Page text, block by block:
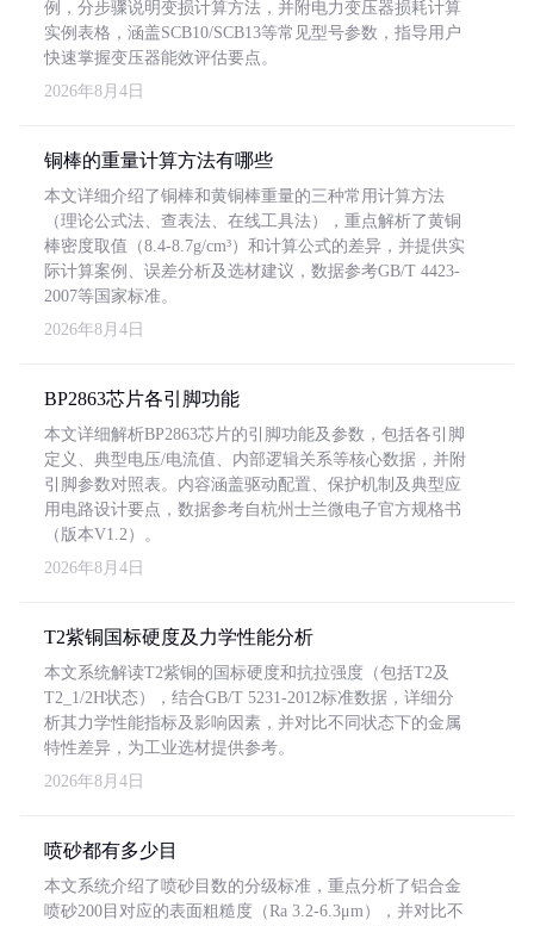
例，分步骤说明变损计算方法，并附电力变压器损耗计算
实例表格，涵盖SCB10/SCB13等常见型号参数，指导用户
快速掌握变压器能效评估要点。
2026年8月4日
铜棒的重量计算方法有哪些
本文详细介绍了铜棒和黄铜棒重量的三种常用计算方法
（理论公式法、查表法、在线工具法），重点解析了黄铜
棒密度取值（8.4-8.7g/cm³）和计算公式的差异，并提供实
际计算案例、误差分析及选材建议，数据参考GB/T 4423-
2007等国家标准。
2026年8月4日
BP2863芯片各引脚功能
本文详细解析BP2863芯片的引脚功能及参数，包括各引脚
定义、典型电压/电流值、内部逻辑关系等核心数据，并附
引脚参数对照表。内容涵盖驱动配置、保护机制及典型应
用电路设计要点，数据参考自杭州士兰微电子官方规格书
（版本V1.2）。
2026年8月4日
T2紫铜国标硬度及力学性能分析
本文系统解读T2紫铜的国标硬度和抗拉强度（包括T2及
T2_1/2H状态），结合GB/T 5231-2012标准数据，详细分
析其力学性能指标及影响因素，并对比不同状态下的金属
特性差异，为工业选材提供参考。
2026年8月4日
喷砂都有多少目
本文系统介绍了喷砂目数的分级标准，重点分析了铝合金
喷砂200目对应的表面粗糙度（Ra 3.2-6.3μm），并对比不